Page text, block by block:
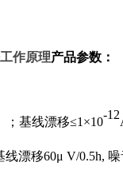
作原理产品参数：
；基线漂移≤1×10
-12
线漂移60μ V/0.5h,